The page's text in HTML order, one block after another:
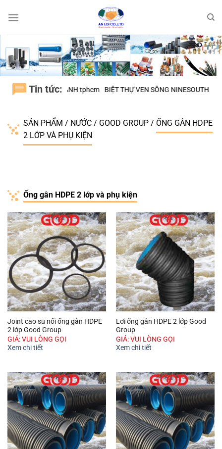
qua
Tin tức:
H.BÌNH CHÁNH tphcm BIỆT THỰ VEN SÔNG NINESOUTH –
SẢN PHẨM / NƯỚC / GOOD GROUP / ỐNG GÂN HDPE
2 LỚP VÀ PHỤ KIỆN
Ống gân HDPE 2 lớp và phụ kiện
Joint cao su nối ống gân HDPE
2 lớp Good Group
GIÁ: VUI LÒNG GỌI
Xem chi tiết
Lơi ống gân HDPE 2 lớp Good
Group
GIÁ: VUI LÒNG GỌI
Xem chi tiết